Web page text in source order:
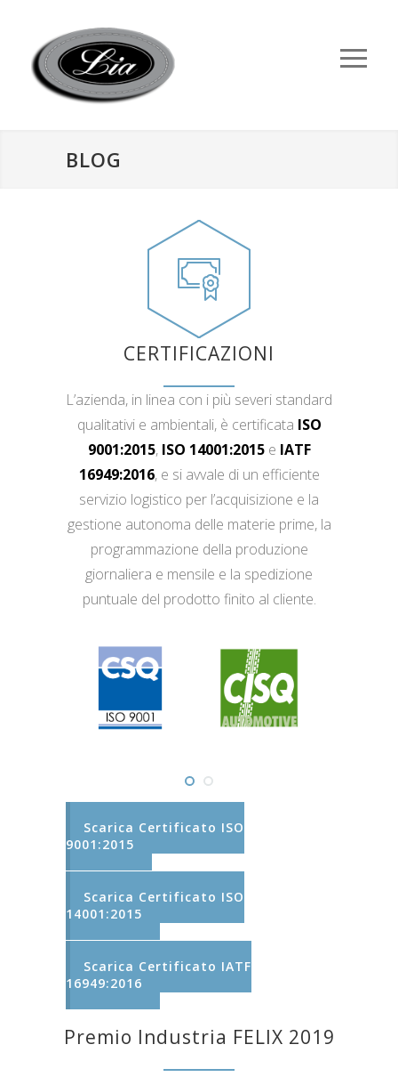
BLOG
CERTIFICAZIONI
L’azienda, in linea con i più severi standard
qualitativi e ambientali, è certificata ISO
9001:2015, ISO 14001:2015e IATF
16949:2016, e si avvale di un efficiente
servizio logistico per l’acquisizione e la
gestione autonoma delle materie prime, la
programmazione della produzione
giornaliera e mensile e la spedizione
puntuale del prodotto finito al cliente.
Scarica Certificato ISO
9001:2015
Scarica Certificato ISO
14001:2015
Scarica Certificato IATF
16949:2016
Premio Industria FELIX 2019